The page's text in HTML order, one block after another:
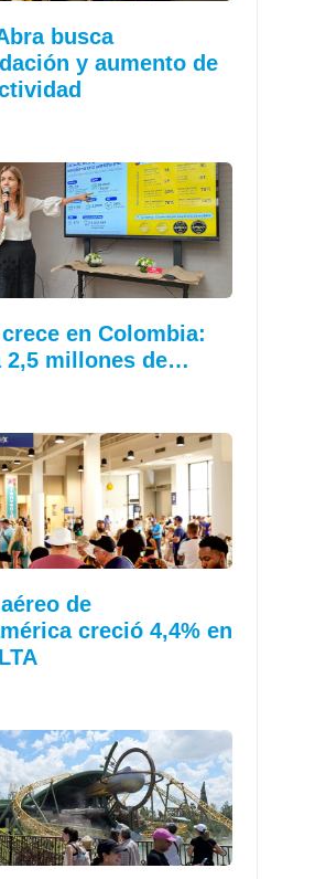
busca
y aumento de
crece en Colombia:
2,5 millones de…
de
creció 4,4% en